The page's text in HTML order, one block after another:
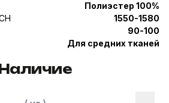
Полиэстер 100%
1550-1580
90-100
Для средних тканей